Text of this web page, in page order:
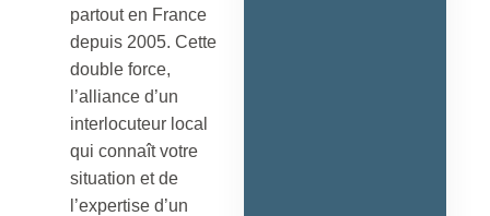
partout en France
depuis 2005. Cette
double force,
l’alliance d’un
interlocuteur local
qui connaît votre
situation et de
l’expertise d’un